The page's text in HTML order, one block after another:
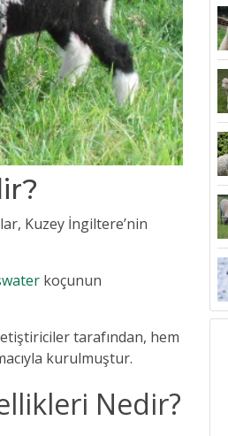
Kuzey İngiltere’nin
koçunun
tarafından, hem
kurulmuştur.
Nedir?